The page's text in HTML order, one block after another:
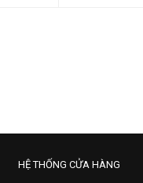
HỆ THỐNG CỬA HÀNG